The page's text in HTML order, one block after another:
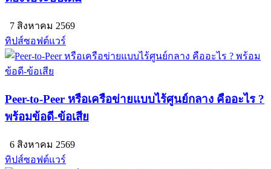
7 สิงหาคม 2569
ทิปส์ซอฟต์แวร์
Peer-to-Peer หรือเครือข่ายแบบไร้ศูนย์กลาง คืออะไร ?
พร้อมข้อดี-ข้อเสีย
6 สิงหาคม 2569
ทิปส์ซอฟต์แวร์